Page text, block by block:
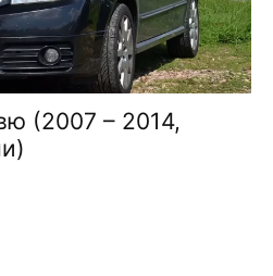
(2007 – 2014,